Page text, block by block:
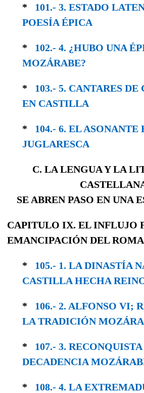
* 101.- 3. ESTADO
POESÍA ÉPICA
* 102.- 4. ¿HUBO UNA
MOZÁRABE?
* 103.- 5. CANTARES DE
EN CASTILLA
* 104.- 6. EL ASONANTE
JUGLA­RESCA
C. LA LENGUA Y LA
SE ABREN PASO EN UNA
CAPITULO IX. EL INFLUJO
EMANCIPACIÓN DEL
* 105.- 1. LA DINASTÍA
CASTILLA HECHA
* 106.- 2. ALFONSO VI;
LA TRA­DICIÓN
* 107.- 3.
DECA­DENCIA
* 108.- 4. LA